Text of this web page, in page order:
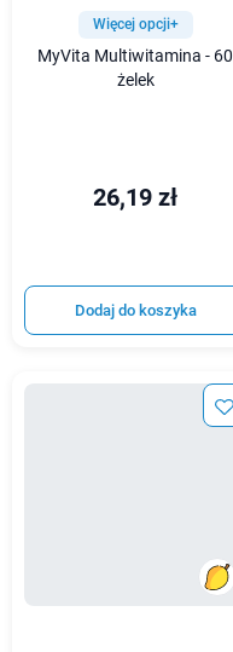
Więcej opcji+
MyVita Multiwitamina - 60
żelek
26,19 zł
Dodaj do koszyka